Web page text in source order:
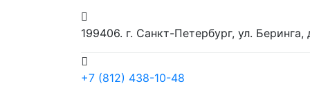
небулайзеры
ИНКО
Ингаляторы Альбедо
Фототерапевтические
транскраниальные
199406. г. Санкт-Петербург, ул.
+7 (812) 438-10-48